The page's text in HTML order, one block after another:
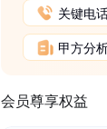
关键电
甲方分
会员尊享权益